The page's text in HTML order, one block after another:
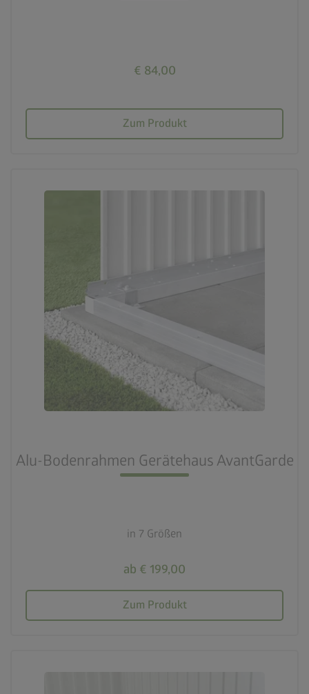
€ 84,00
Zum Produkt
Alu-Bodenrahmen Gerätehaus AvantGarde
in 7 Größen
ab € 199,00
Zum Produkt